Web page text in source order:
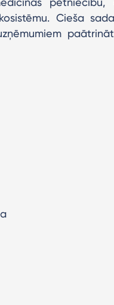
Cieša